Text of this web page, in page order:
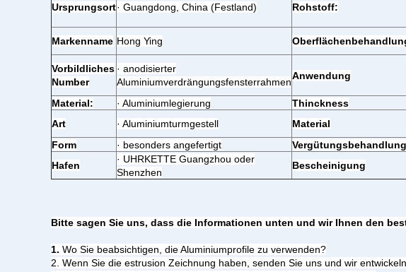
Ursprungsort· Guangdong, China (Festland) Rohstoff:
Markenname Hong Ying
Vorbildliches
Number
· anodisierter
Aluminiumverdrängungsfensterrahmen
Anwendung
Material:
· Aluminiumlegierung Thinckness
Art
· Aluminiumturmgestell Material
Form
· besonders angefertigt
Hafen
· UHRKETTE Guangzhou oder
Shenzhen
Bescheinigung
Bitte sagen Sie uns, dass die Informationen unten und wir Ihnen den
1. Wo Sie beabsichtigen, die Aluminiumprofile zu verwenden?
2. Wenn Sie die estrusion Zeichnung haben, senden Sie uns und wir